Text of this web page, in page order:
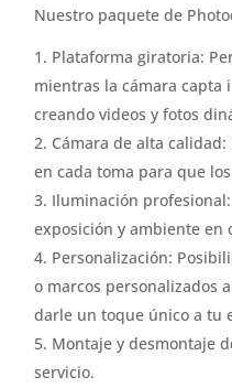
Nuestro paquete de
Plataforma giratoria:
mientras la cámara capta
creando videos y fotos
Cámara de alta
en cada toma para que
Iluminación
exposición y ambiente en
Personalización:
o marcos personalizados
darle un toque único a tu
Montaje y desmontaje
servicio.